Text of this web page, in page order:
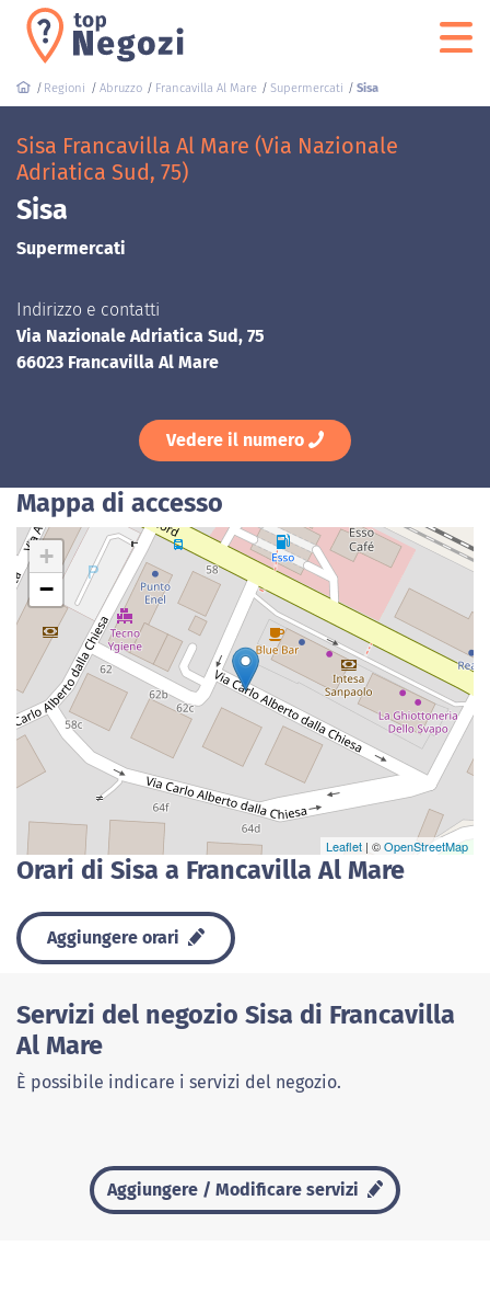
Regioni Abruzzo Francavilla Al Mare Supermercati Sisa
Sisa Francavilla Al Mare (Via Nazionale
Adriatica Sud, 75)
Sisa
Supermercati
Indirizzo e contatti
Via Nazionale Adriatica Sud, 75
66023 Francavilla Al Mare
Vedere il numero
Mappa di accesso
+
−
Leaflet | ©OpenStreetMap
Orari di Sisa a Francavilla Al Mare
Aggiungere orari
Servizi del negozio Sisa di Francavilla
Al Mare
È possibile indicare i servizi del negozio.
Aggiungere / Modificare servizi